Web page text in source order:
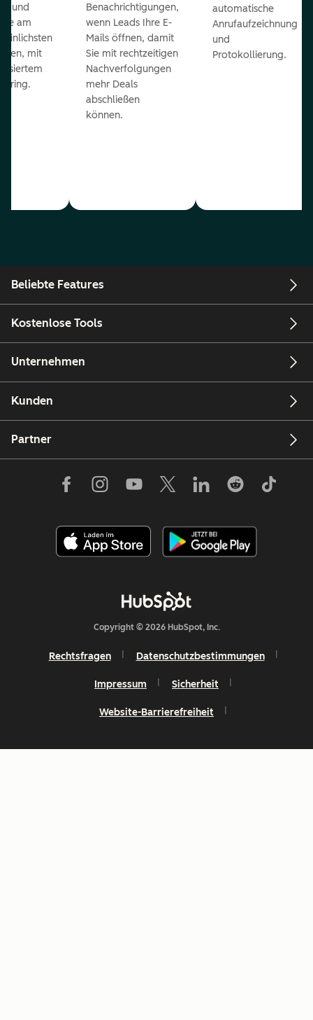
und
am
mit
Benachrichtigungen,
wenn Leads Ihre E-
Mails öffnen, damit
Sie mit rechtzeitigen
Nachverfolgungen
mehr Deals
abschließen
können.
automatische
Anrufaufzeichnung
und
Protokollierung.
Beliebte Features
Kostenlose Tools
Unternehmen
Kunden
Partner
Copyright © 2026 HubSpot, Inc.
Rechtsfragen Datenschutzbestimmungen
Impressum Sicherheit
Website-Barrierefreiheit